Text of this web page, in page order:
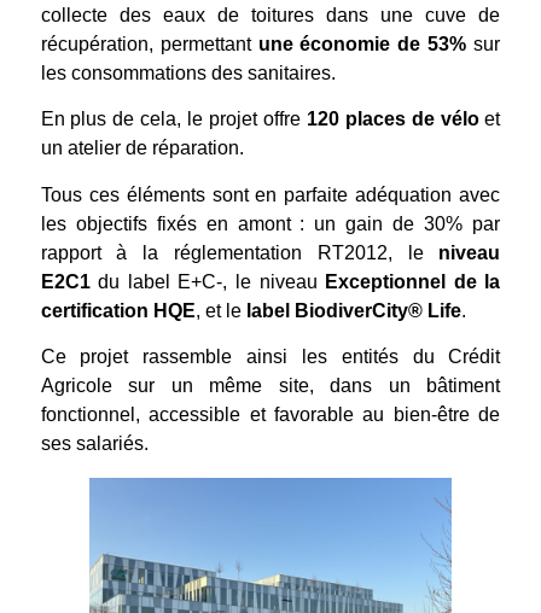
collecte des eaux de toitures dans une cuve de
récupération, permettant une économie de 53% sur
les consommations des sanitaires.
En plus de cela, le projet offre120 places de véloet
un atelier de réparation.
Tous ces éléments sont en parfaite adéquation avec
les objectifs fixés en amont : un gain de 30% par
rapport à la réglementation RT2012, le niveau
E2C1du label E+C-, le niveau Exceptionnel de la
certification HQE, et le label BiodiverCity® Life.
Ce projet rassemble ainsi les entités du Crédit
Agricole sur un même site, dans un bâtiment
fonctionnel, accessible et favorable au bien-être de
ses salariés.